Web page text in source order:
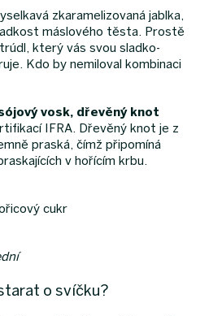
zkaramelizovaná jablka,
máslového těsta. Prostě
který vás svou sladko-
Kdo by nemiloval kombinaci
vosk, dřevěný knot
IFRA. Dřevěný knot je z
praská, čímž připomíná
v hořícím krbu.
cukr
o svíčku?